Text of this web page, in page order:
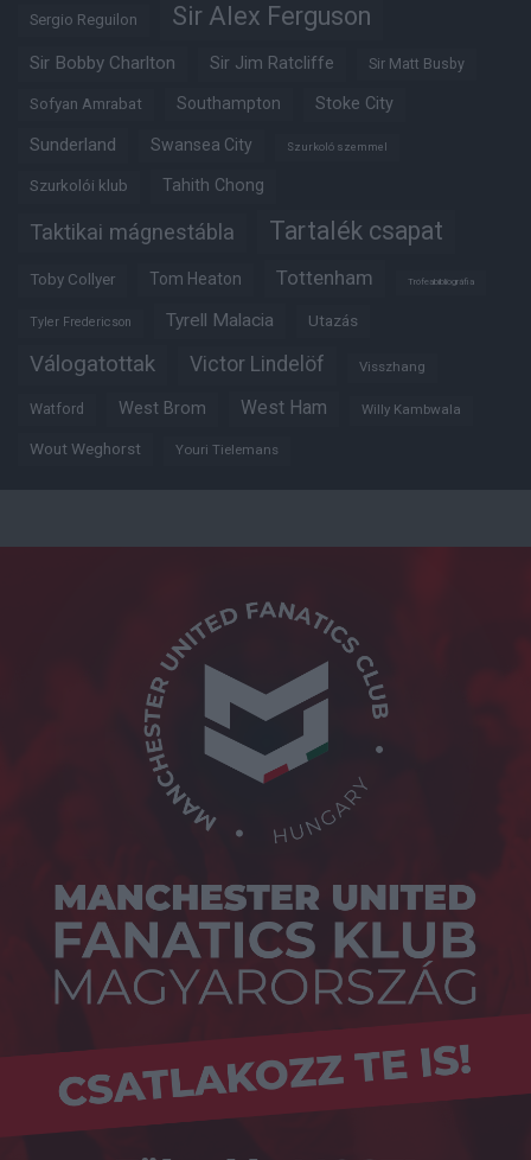
Sergio Reguilon Sir Alex Ferguson
Sir Bobby Charlton Sir Jim Ratcliffe Sir Matt Busby
Sofyan Amrabat Southampton Stoke City
Sunderland Swansea City Szurkoló szemmel
Szurkolói klub Tahith Chong
Taktikai mágnestábla Tartalék csapat
Toby Collyer Tom Heaton Tottenham Trófeabibliográfia
Tyler Fredericson Tyrell Malacia Utazás
Válogatottak Victor Lindelöf Visszhang
Watford West Brom West Ham Willy Kambwala
Wout Weghorst Youri Tielemans